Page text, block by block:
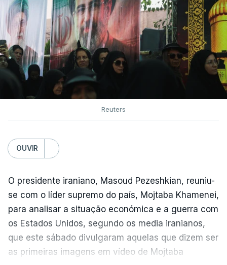
Reuters
OUVIR
O presidente iraniano, Masoud Pezeshkian, reuniu-
se com o líder supremo do país, Mojtaba Khamenei,
para analisar a situação económica e a guerra com
os Estados Unidos, segundo os media iranianos,
que este sábado divulgaram aquelas que dizem ser
as primeiras imagens em vídeo de Mojtaba